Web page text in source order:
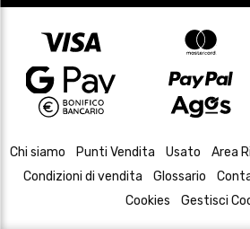
Chi siamo Punti Vendita Usato Area
Condizioni di vendita
Glossario
Cookies
Gestisci